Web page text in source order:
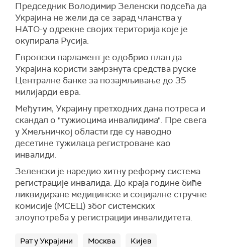
Од 1. јануара 2024. године БРИКС-у су се, као
пуноправни чланови, придружили Египат,
Етиопија, Иран, Саудијска Арабија и Уједињени
Арапски Емирати.
(Танјуг, РИА Новости)
Председник Володимир Зеленски подсећа да
Украјина не жели да се зарад чланства у
НАТО-у одрекне својих територија које је
окупирала Русија.
Европски парламент је одобрио план да
Украјина користи замрзнута средства руске
Централне банке за позајмљивање до 35
милијарди евра.
Међутим, Украјину претходних дана потреса и
скандал о "тужиоцима инвалидима". Пре свега
у Хмељничкој области где су наводно
десетине тужилаца регистроване као
инвалиди.
Зеленски је наредио хитну реформу система
регистрације инвалида. До краја године биће
ликвидиране медицинске и социјалне стручне
комисије (МСЕЦ) због системских
злоупотреба у регистрацији инвалидитета.
Рат у Украјини Москва Кијев